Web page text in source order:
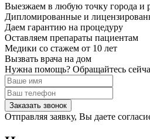
Выезжаем в любую точку города и
Дипломированные и
Даем гарантию на процедуру
Оставляем препараты пациентам
Медики со стажем от 10 лет
Вызвать врача на дом
Нужна помощь? Обращайтесь
Заказать звонок
Отправляя заявку, Вы даете